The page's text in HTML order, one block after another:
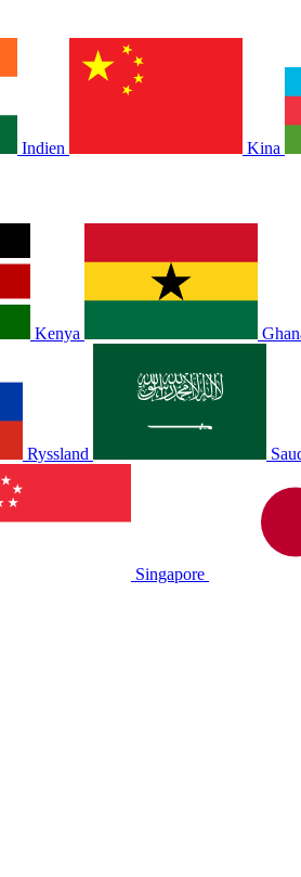
Indien Kina
Kenya
Ryssland
Singapore